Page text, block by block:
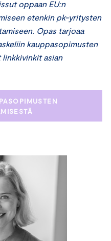
oppaan EU:n
etenkin pk-yritysten
Opas tarjoaa
kauppasopimusten
asian